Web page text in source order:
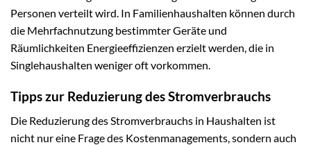
Personen verteilt wird. In Familienhaushalten können durch
die Mehrfachnutzung bestimmter Geräte und
Räumlichkeiten Energieeffizienzen erzielt werden, die in
Singlehaushalten weniger oft vorkommen.
Tipps zur Reduzierung des Stromverbrauchs
Die Reduzierung des Stromverbrauchs in Haushalten ist
nicht nur eine Frage des Kostenmanagements, sondern auch